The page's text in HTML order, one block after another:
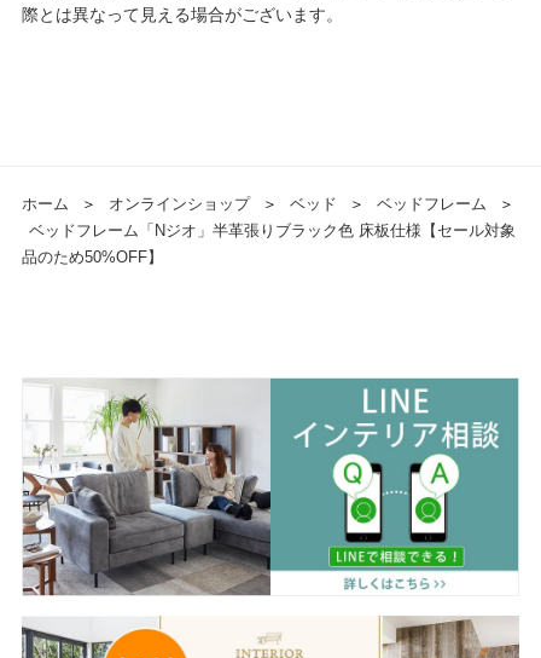
際とは異なって見える場合がございます。
ホーム ＞ オンラインショップ ＞ ベッド ＞ ベッドフレーム
＞
ベッドフレーム「Nジオ」半革張りブラック色 床板仕様【セール対象
品のため50%OFF】